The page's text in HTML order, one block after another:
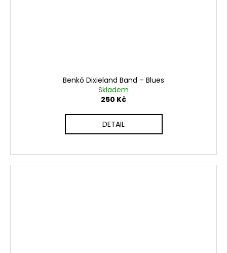
Benkó Dixieland Band – Blues
Skladem
250 Kč
DETAIL